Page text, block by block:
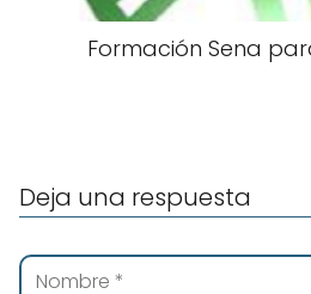
Formación Sena
Deja una respuesta